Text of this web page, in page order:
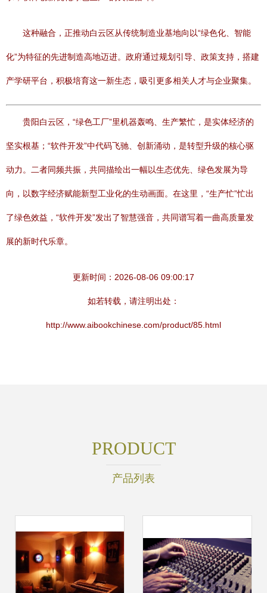
这种融合，正推动白云区从传统制造业基地向以“绿色化、智能
化”为特征的先进制造高地迈进。政府通过规划引导、政策支持，搭建
产学研平台，积极培育这一新生态，吸引更多相关人才与企业聚集。
贵阳白云区，“绿色工厂”里机器轰鸣、生产繁忙，是实体经济的
坚实根基；“软件开发”中代码飞驰、创新涌动，是转型升级的核心驱
动力。二者同频共振，共同描绘出一幅以生态优先、绿色发展为导
向，以数字经济赋能新型工业化的生动画面。在这里，“生产忙”忙出
了绿色效益，“软件开发”发出了智慧强音，共同谱写着一曲高质量发
展的新时代乐章。
更新时间：2026-08-06 09:00:17
如若转载，请注明出处：
http://www.aibookchinese.com/product/85.html
PRODUCT
产品列表